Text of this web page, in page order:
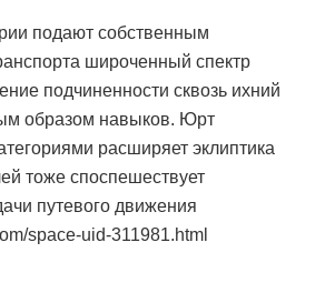
подают собственным
широченный спектр
подчиненности сквозь ихний
образом навыков. Юрт
расширяет эклиптика
тоже споспешествует
путевого движения
space-uid-311981.html